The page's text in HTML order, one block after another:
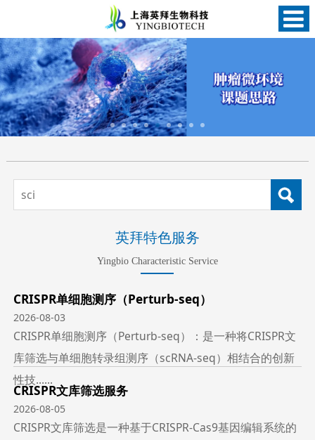
英拜特色服务
Yingbio Characteristic Service
CRISPR单细胞测序（Perturb-seq）
2026-08-03
CRISPR单细胞测序（Perturb-seq）：是一种将CRISPR文
库筛选与单细胞转录组测序（scRNA-seq）相结合的创新
性技......
CRISPR文库筛选服务
2026-08-05
CRISPR文库筛选是一种基于CRISPR-Cas9基因编辑系统的